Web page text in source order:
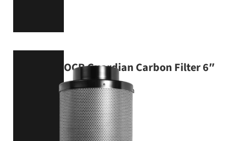
OCR Guardian Carbon Filter 6″
Ø 15.2 cm – 640 m³/h
PRODUKT ANSEHEN